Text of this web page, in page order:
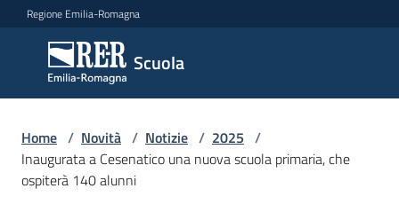
Vai al contenuto
Vai alla navigazione
Vai al footer
Regione Emilia-Romagna
Scuola
Scuola
Argomenti
Home / Novità / Notizie / 2025 /
Inaugurata a Cesenatico una nuova scuola primaria, che
ospiterà 140 alunni